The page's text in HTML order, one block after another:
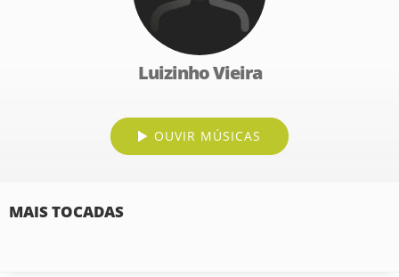
Luizinho Vieira
OUVIR MÚSICAS
MAIS TOCADAS